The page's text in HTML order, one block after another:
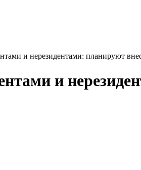
и нерезидентами: планируют
и